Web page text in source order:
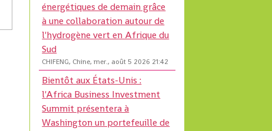
énergétiques de demain grâce
à une collaboration autour de
l'hydrogène vert en Afrique du
Sud
CHIFENG, Chine, mer., août 5 2026 21:42
Bientôt aux États-Unis :
l'Africa Business Investment
Summit présentera à
Washington un portefeuille de